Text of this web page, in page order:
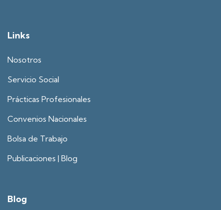
Links
Nosotros
Servicio Social
Prácticas Profesionales
Convenios Nacionales
Bolsa de Trabajo
Publicaciones | Blog
Blog